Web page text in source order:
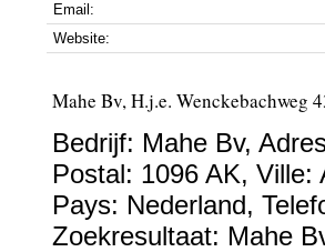
Email:
Website:
Mahe Bv, H.j.e. Wenckebachweg
Bedrijf: Mahe Bv,
Postal: 1096 AK, Ville:
Pays: Nederland,
Zoekresultaat: Mahe